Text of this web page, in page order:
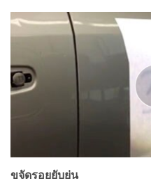
ขจัดรอยยับย่น